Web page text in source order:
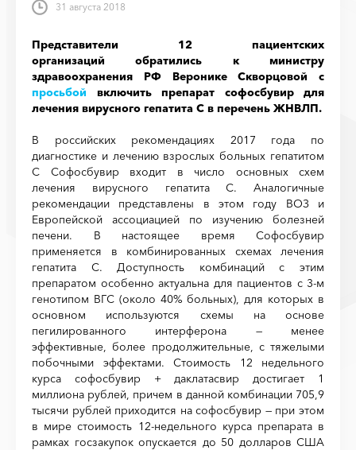
31 августа 2018
Представители 12 пациентских
организаций обратились к министру
здравоохранения РФ Веронике Cкворцовой с
просьбой включить препарат софосбувир для
лечения вирусного гепатита С в перечень ЖНВЛП.
В российских рекомендациях 2017 года по
диагностике и лечению взрослых больных гепатитом
С Софосбувир входит в число основных схем
лечения вирусного гепатита С. Аналогичные
рекомендации представлены в этом году ВОЗ и
Европейской ассоциацией по изучению болезней
печени. В настоящее время Софосбувир
применяется в комбинированных схемах лечения
гепатита С. Доступность комбинаций с этим
препаратом особенно актуальна для пациентов с 3-м
генотипом ВГС (около 40% больных), для которых в
основном используются схемы на основе
пегилированного интерферона — менее
эффективные, более продолжительные, с тяжелыми
побочными эффектами. Стоимость 12 недельного
курса софосбувир + даклатасвир достигает 1
миллиона рублей, причем в данной комбинации 705,9
тысячи рублей приходится на софосбувир — при этом
в мире стоимость 12-недельного курса препарата в
рамках госзакупок опускается до 50 долларов США